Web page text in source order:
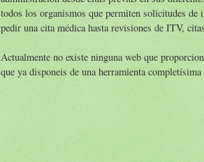
todos los organismos que permiten solicitudes de
pedir una cita médica hasta revisiones de ITV,
Actualmente no existe ninguna web que
que ya disponeis de una herramienta